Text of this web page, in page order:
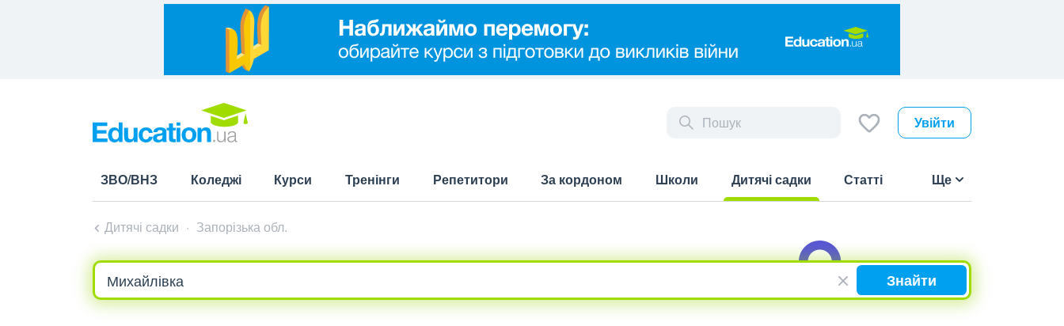
Увійти
ЗВО/ВНЗ Коледжі Курси Тренінги Репетитори За кордоном Школи
Дитячі садки
Статті Ще
Дитячі садки Запорізька обл.
Знайти